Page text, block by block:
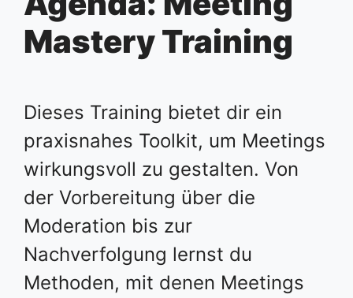
Mastery Training
Dieses Training bietet dir ein
praxisnahes Toolkit, um Meetings
wirkungsvoll zu gestalten. Von
der Vorbereitung über die
Moderation bis zur
Nachverfolgung lernst du
Methoden, mit denen Meetings